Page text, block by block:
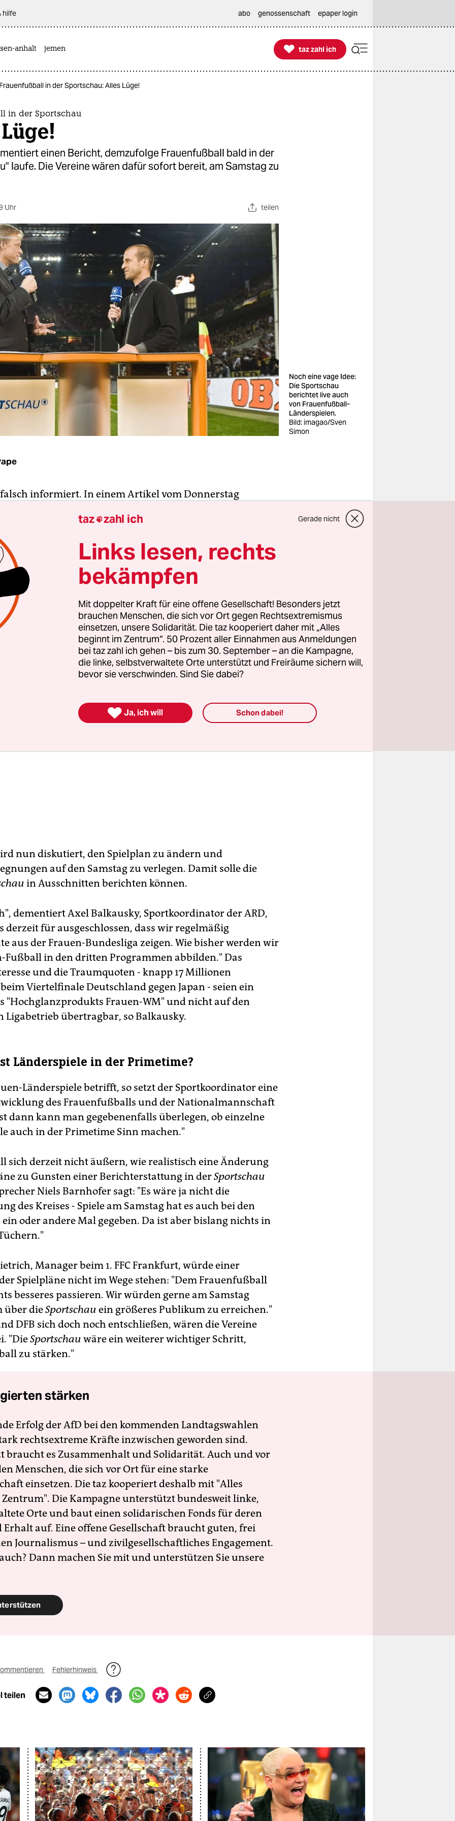
hilfe abo genossenschaft epaper login
anhalt jemen 
taz zahl ich
taz zahl ich
Frauenfußball in der Sportschau: Alles Lüge!
in der Sportschau
einen Bericht, demzufolge Frauenfußball bald in der
laufe. Die Vereine wären dafür sofort bereit, am Samstag zu
Uhr teilen
Noch eine vage Idee:
Die Sportschau
berichtet live auch
von Frauenfußball-
Länderspielen.
Bild: imagao/Sven
Simon
informiert. In einem Artikel vom Donnerstag
Frauen-Fußball in derSportschau
in der Frauen-Bundesliga überwiegend am Sonntag um
gespielt. Der falsche Tag, um bei der samstäglichen
ab 18 Uhr in die Berichterstattung aufgenommen zu
zeigen ausschließlich die Regionalprogramme der
ZDF-Sport-Reportageam Sonntag (bisweilen) Spiele. Die
Plattform
Sportschau, mit zuletzt durchschnittlich 5,6
bleibt ihr bisher verwehrt.
nun diskutiert, den Spielplan zu ändern und
auf den Samstag zu verlegen. Damit solle die
in Ausschnitten berichten können.
dementiert Axel Balkausky, Sportkoordinator der ARD,
derzeit für ausgeschlossen, dass wir regelmäßig
aus der Frauen-Bundesliga zeigen. Wie bisher werden wir
Fußball in den dritten Programmen abbilden." Das
und die Traumquoten - knapp 17 Millionen
Viertelfinale Deutschland gegen Japan - seien ein
"Hochglanzprodukts Frauen-WM" und nicht auf den
Ligabetrieb übertragbar, so Balkausky.
Länderspiele in der Primetime?
Länderspiele betrifft, so setzt der Sportkoordinator eine
des Frauenfußballs und der Nationalmannschaft
dann kann man gegebenenfalls überlegen, ob einzelne
auch in der Primetime Sinn machen."
sich derzeit nicht äußern, wie realistisch eine Änderung
zu Gunsten einer Berichterstattung in derSportschau
Niels Barnhofer sagt: "Es wäre ja nicht die
des Kreises - Spiele am Samstag hat es auch bei den
ein oder andere Mal gegeben. Da ist aber bislang nichts in
Manager beim 1. FFC Frankfurt, würde einer
Spielpläne nicht im Wege stehen: "Dem Frauenfußball
besseres passieren. Wir würden gerne am Samstag
über dieSportschau ein größeres Publikum zu erreichen."
DFB sich doch noch entschließen, wären die Vereine
"DieSportschau wäre ein weiterer wichtiger Schritt,
zu stärken."
stärken
Erfolg der AfD bei den kommenden Landtagswahlen
rechtsextreme Kräfte inzwischen geworden sind.
braucht es Zusammenhalt und Solidarität. Auch und vor
Menschen, die sich vor Ort für eine starke
einsetzen. Die taz kooperiert deshalb mit "Alles
Die Kampagne unterstützt bundesweit linke,
Orte und baut einen solidarischen Fonds für deren
Erhalt auf. Eine offene Gesellschaft braucht guten, frei
Journalismus – und zivilgesellschaftliches Engagement.
Dann machen Sie mit und unterstützen Sie unsere
Fehlerhinweis
teilen
taz zahl ich Gerade nicht
Links lesen, rechts
bekämpfen
Mit doppelter Kraft für eine offene Gesellschaft! Besonders jetzt
brauchen Menschen, die sich vor Ort gegen Rechtsextremismus
einsetzen, unsere Solidarität. Die taz kooperiert daher mit „Alles
beginnt im Zentrum“. 50 Prozent aller Einnahmen aus Anmeldungen
bei taz zahl ich gehen – bis zum 30. September – an die Kampagne,
die linke, selbstverwaltete Orte unterstützt und Freiräume sichern will,
bevor sie verschwinden. Sind Sie dabei?
 Ja, ich will Schon dabei!